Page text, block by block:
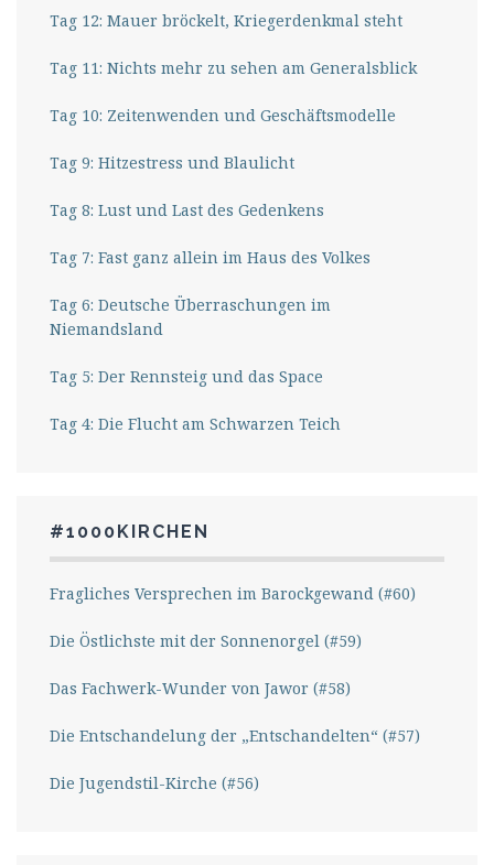
Tag 12: Mauer bröckelt, Kriegerdenkmal steht
Tag 11: Nichts mehr zu sehen am Generalsblick
Tag 10: Zeitenwenden und Geschäftsmodelle
Tag 9: Hitzestress und Blaulicht
Tag 8: Lust und Last des Gedenkens
Tag 7: Fast ganz allein im Haus des Volkes
Tag 6: Deutsche Überraschungen im
Niemandsland
Tag 5: Der Rennsteig und das Space
Tag 4: Die Flucht am Schwarzen Teich
#1000KIRCHEN
Fragliches Versprechen im Barockgewand (#60)
Die Östlichste mit der Sonnenorgel (#59)
Das Fachwerk-Wunder von Jawor (#58)
Die Entschandelung der „Entschandelten“ (#57)
Die Jugendstil-Kirche (#56)